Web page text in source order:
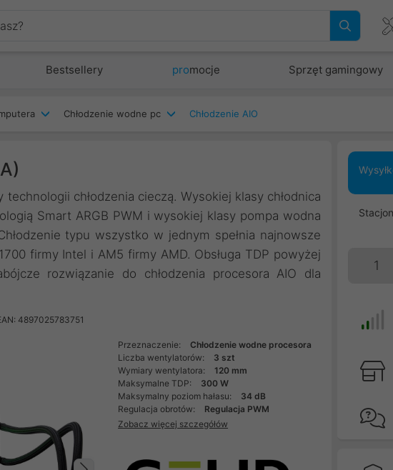
Bestsellery promocje Sprzęt gamingowy
Chłodzenie wodne pc Chłodzenie AIO
chłodzenia cieczą. Wysokiej klasy chłodnica
Smart ARGB PWM i wysokiej klasy pompa wodna
typu wszystko w jednym spełnia najnowsze
firmy Intel i AM5 firmy AMD. Obsługa TDP powyżej
rozwiązanie do chłodzenia procesora AIO dla
4897025783751
Przeznaczenie:
Chłodzenie wodne procesora
Liczba wentylatorów:
3 szt
Wymiary wentylatora:
120 mm
Maksymalne TDP:
300 W
Maksymalny poziom hałasu:
34 dB
Regulacja obrotów:
Regulacja PWM
Zobacz więcej szczegółów